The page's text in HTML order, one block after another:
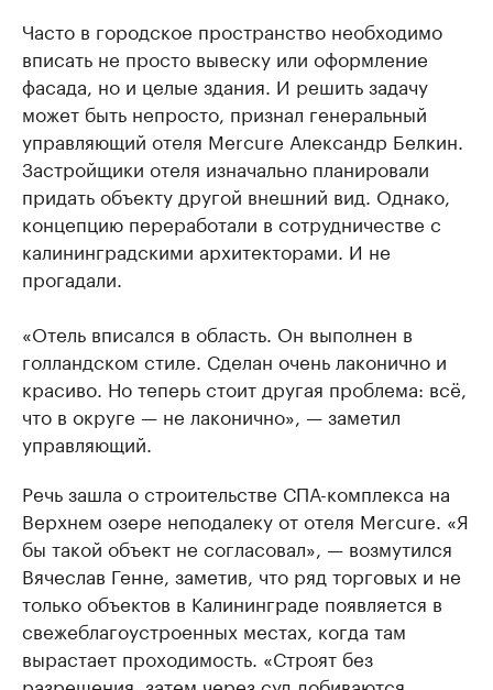
Часто в городское пространство необходимо
вписать не просто вывеску или оформление
фасада, но и целые здания. И решить задачу
может быть непросто, признал генеральный
управляющий отеля Mercure Александр Белкин.
Застройщики отеля изначально планировали
придать объекту другой внешний вид. Однако,
концепцию переработали в сотрудничестве с
калининградскими архитекторами. И не
прогадали.
«Отель вписался в область. Он выполнен в
голландском стиле. Сделан очень лаконично и
красиво. Но теперь стоит другая проблема: всё,
что в округе — не лаконично», — заметил
управляющий.
Речь зашла о строительстве СПА-комплекса на
Верхнем озере неподалеку от отеля Mercure. «Я
бы такой объект не согласовал», — возмутился
Вячеслав Генне, заметив, что ряд торговых и не
только объектов в Калининграде появляется в
свежеблагоустроенных местах, когда там
вырастает проходимость. «Строят без